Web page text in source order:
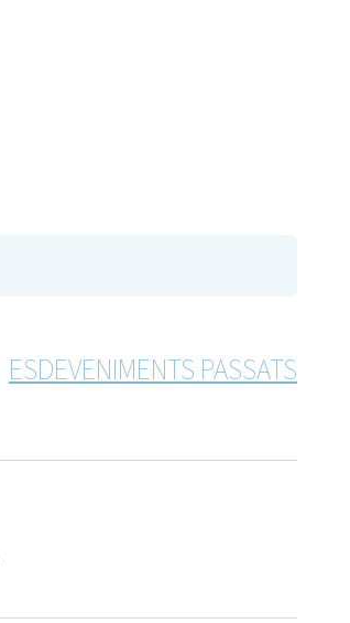
ESDEVENIMENTS PASSATS